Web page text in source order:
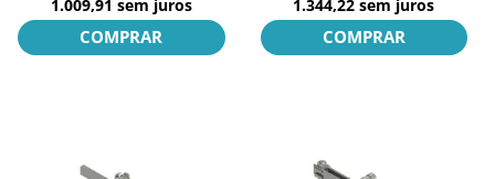
1.009,91 sem juros
COMPRAR
1.344,22 sem juros
COMPRAR